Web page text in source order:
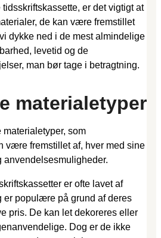
er det vigtigt at
de kan være fremstillet
dykke ned i de mest almindelige
levetid og de
man bør tage i betragtning.
materialetyper
materialetyper, som
være fremstillet af, hver med sine
anvendelsesmuligheder.
er ofte lavet af
er populære på grund af deres
pris. De kan let dekoreres eller
Dog er de ikke